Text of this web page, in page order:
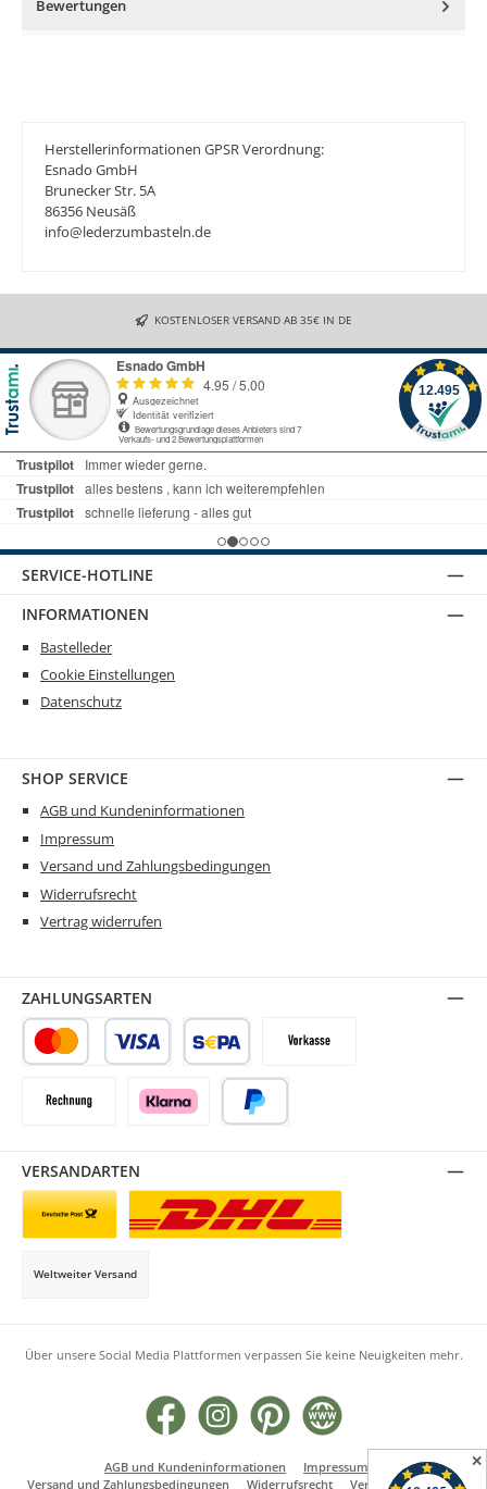
Bewertungen
Herstellerinformationen GPSR Verordnung:
Esnado GmbH
Brunecker Str. 5A
86356 Neusäß
info@lederzumbasteln.de
KOSTENLOSER VERSAND AB 35€ IN DE
SERVICE-HOTLINE
INFORMATIONEN
Bastelleder
Cookie Einstellungen
Datenschutz
SHOP SERVICE
AGB und Kundeninformationen
Impressum
Versand und Zahlungsbedingungen
Widerrufsrecht
Vertrag widerrufen
VERSANDARTEN
Weltweiter Versand
ZAHLUNGSARTEN
SEPA LastschriftVorkasse
Über unsere Social Media Plattformen verpassen Sie keine Neuigkeiten mehr.
Facebook Instagram Pinterest Website
AGB und Kundeninformationen
Impressum
Versand und Zahlungsbedingungen
Widerrufsrecht Vertrag widerrufen
✕